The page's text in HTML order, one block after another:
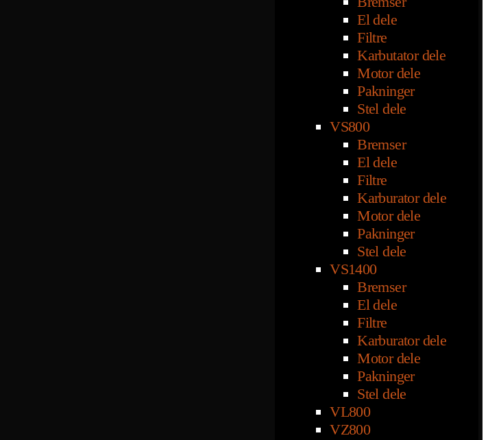
El dele
Filtre
Karbutator dele
Motor dele
Pakninger
Stel dele
VS800
Bremser
El dele
Filtre
Karburator dele
Motor dele
Pakninger
Stel dele
VS1400
Bremser
El dele
Filtre
Karburator dele
Motor dele
Pakninger
Stel dele
VL800
VZ800